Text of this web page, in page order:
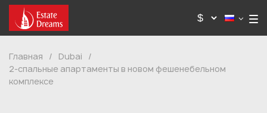
Главная / Dubai
/
2-спальные апартаменты в новом фешенебельном
комплексе